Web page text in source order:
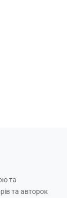
та
та авторок